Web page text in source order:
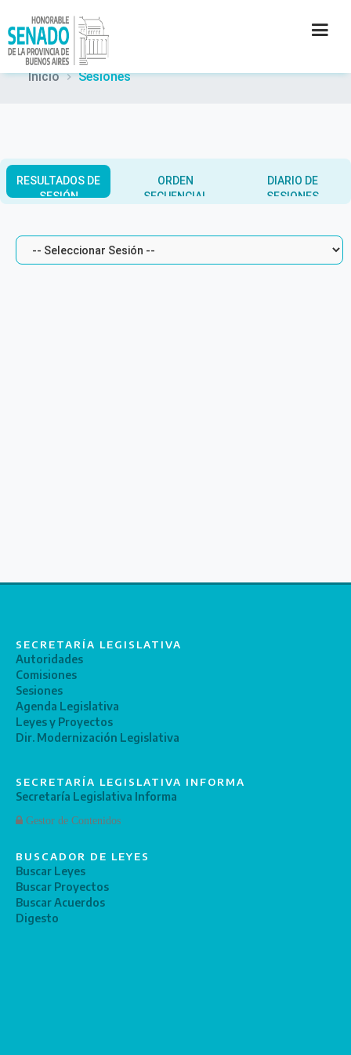
PRENSA
CONTACTO
Inicio Sesiones
RESULTADOS DE
SESIÓN
ORDEN
SECUENCIAL
DIARIO DE
SESIONES
SECRETARÍA LEGISLATIVA
Autoridades
Comisiones
Sesiones
Agenda Legislativa
Leyes y Proyectos
Dir. Modernización Legislativa
SECRETARÍA LEGISLATIVA INFORMA
Secretaría Legislativa Informa
Gestor de Contenidos
BUSCADOR DE LEYES
Buscar Leyes
Buscar Proyectos
Buscar Acuerdos
Digesto